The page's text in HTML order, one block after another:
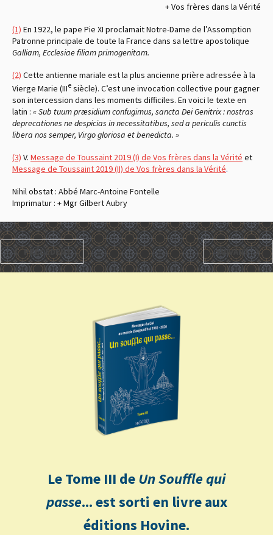
+ Vos frères dans la Vérité
(1) En 1922, le pape Pie XI proclamait Notre-Dame de l’Assomption
Patronne principale de toute la France dans sa lettre apostolique
Galliam, Ecclesiae filiam primogenitam.
(2) Cette antienne mariale est la plus ancienne prière adressée à la
Vierge Marie (IIIe siècle). C’est une invocation collective pour gagner
son intercession dans les moments difficiles. En voici le texte en
latin : « Sub tuum præsidium confugimus, sancta Dei Genitrix :nostras
deprecationes ne despicias in necessitatibus, sed a periculis cunctis
libera nos semper, Virgo gloriosa et benedicta. »
(3) V. Message de Toussaint 2019 (I) de Vos frères dans la Vérité et
Message de Toussaint 2019 (II) de Vos frères dans la Vérité.
Nihil obstat : Abbé Marc-Antoine Fontelle
Imprimatur : + Mgr Gilbert Aubry
PRÉCÉDENT SUIVANT
Le Tome III deUn Souffle qui
passe... est sorti en livre aux
éditions Hovine.